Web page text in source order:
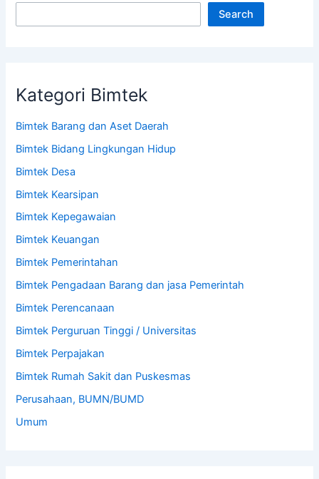
Search
Kategori Bimtek
Bimtek Barang dan Aset Daerah
Bimtek Bidang Lingkungan Hidup
Bimtek Desa
Bimtek Kearsipan
Bimtek Kepegawaian
Bimtek Keuangan
Bimtek Pemerintahan
Bimtek Pengadaan Barang dan jasa Pemerintah
Bimtek Perencanaan
Bimtek Perguruan Tinggi / Universitas
Bimtek Perpajakan
Bimtek Rumah Sakit dan Puskesmas
Perusahaan, BUMN/BUMD
Umum